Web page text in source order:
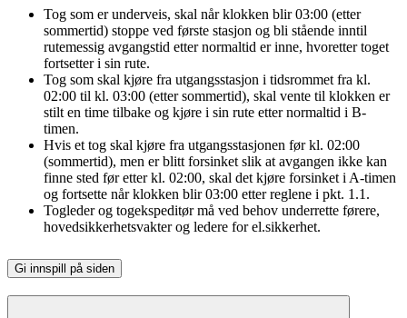
Tog som er underveis, skal når klokken blir 03:00 (etter
sommertid) stoppe ved første stasjon og bli stående inntil
rutemessig avgangstid etter normaltid er inne, hvoretter toget
fortsetter i sin rute.
Tog som skal kjøre fra utgangsstasjon i tidsrommet fra kl.
02:00 til kl. 03:00 (etter sommertid), skal vente til klokken er
stilt en time tilbake og kjøre i sin rute etter normaltid i B-
timen.
Hvis et tog skal kjøre fra utgangsstasjonen før kl. 02:00
(sommertid), men er blitt forsinket slik at avgangen ikke kan
finne sted før etter kl. 02:00, skal det kjøre forsinket i A-timen
og fortsette når klokken blir 03:00 etter reglene i pkt. 1.1.
Togleder og togekspeditør må ved behov underrette førere,
hovedsikkerhetsvakter og ledere for el.sikkerhet.
Gi innspill på siden